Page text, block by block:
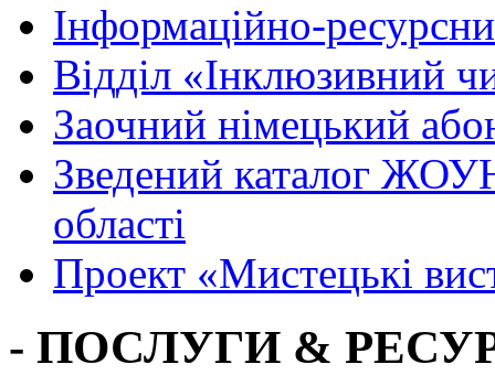
Інформаційно-
Вiддiл «Інклюзивний
Заочний німецький
Зведений каталог
області
Проект «Мистецькі
- ПОСЛУГИ &